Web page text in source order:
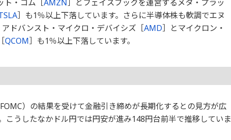
ト・コム［AMZN］とフェイスブックを運営するメタ・プラッ
］も1％以上下落しています。さらに半導体株も軟調でエヌ
ドバンスト・マイクロ・デバイシズ［AMD］とマイクロン・
QCOM］も1％以上下落しています。
）の結果を受けて金融引き締めが長期化するとの見方が広
こうしたなかドル円では円安が進み148円台前半で推移していま